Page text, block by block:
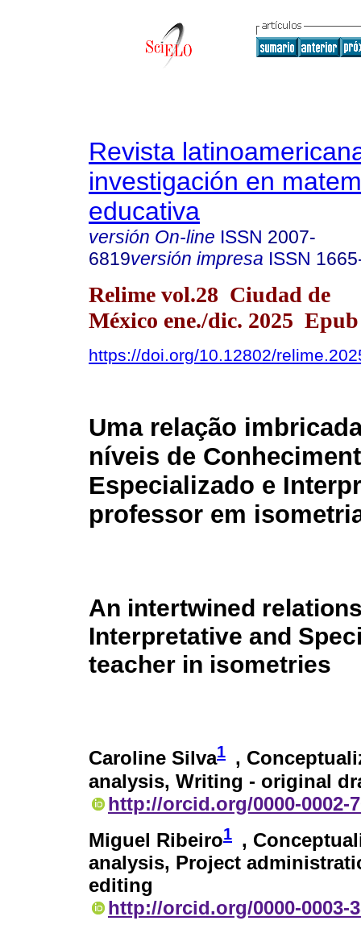
Revista
investigación en
educativa
versión On-line ISSN 2007-
6819versión impresa ISSN
Relime vol.28 Ciudad de
México ene./dic. 2025
https://doi.org/10.12802/
Uma relação
níveis de
Especializado e
professor em
An intertwined
Interpretative and
teacher in isometries
Caroline Silva1 ,
analysis, Writing - original
http://orcid.org/0000-0002-
Miguel Ribeiro1 ,
analysis, Project
editing
http://orcid.org/0000-0003-